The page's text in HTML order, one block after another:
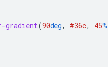
gradient(90deg, #36c, 45%